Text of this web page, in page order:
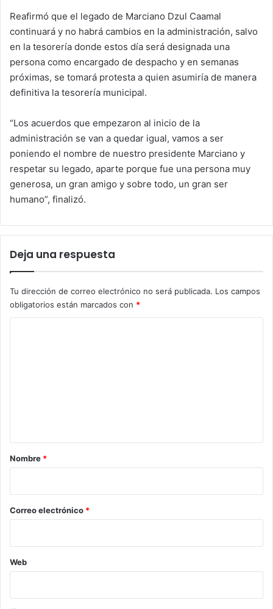
Reafirmó que el legado de Marciano Dzul Caamal
continuará y no habrá cambios en la administración, salvo
en la tesorería donde estos día será designada una
persona como encargado de despacho y en semanas
próximas, se tomará protesta a quien asumiría de manera
definitiva la tesorería municipal.
“Los acuerdos que empezaron al inicio de la
administración se van a quedar igual, vamos a ser
poniendo el nombre de nuestro presidente Marciano y
respetar su legado, aparte porque fue una persona muy
generosa, un gran amigo y sobre todo, un gran ser
humano”, finalizó.
Deja una respuesta
Tu dirección de correo electrónico no será publicada. Los campos
obligatorios están marcados con *
r
*
Nombre *
Correo electrónico *
Web